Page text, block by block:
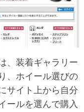
、装着ギャラリー
、ホイール選びの
サイト上から自分
ールを選んで購入